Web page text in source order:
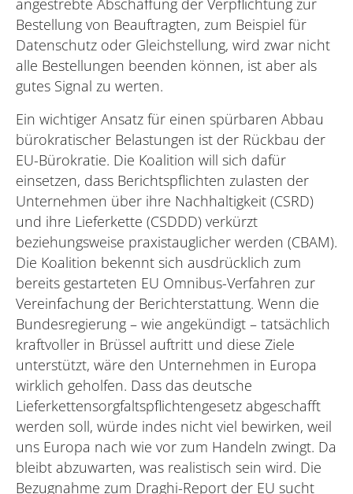
Bestellung von Beauftragten, zum Beispiel für
Datenschutz oder Gleichstellung, wird zwar nicht
alle Bestellungen beenden können, ist aber als
gutes Signal zu werten.
Ein wichtiger Ansatz für einen spürbaren Abbau
bürokratischer Belastungen ist der Rückbau der
EU-Bürokratie. Die Koalition will sich dafür
einsetzen, dass Berichtspflichten zulasten der
Unternehmen über ihre Nachhaltigkeit (CSRD)
und ihre Lieferkette (CSDDD) verkürzt
beziehungsweise praxistauglicher werden (CBAM).
Die Koalition bekennt sich ausdrücklich zum
bereits gestarteten EU Omnibus-Verfahren zur
Vereinfachung der Berichterstattung. Wenn die
Bundesregierung – wie angekündigt – tatsächlich
kraftvoller in Brüssel auftritt und diese Ziele
unterstützt, wäre den Unternehmen in Europa
wirklich geholfen. Dass das deutsche
Lieferkettensorgfaltspflichtengesetz abgeschafft
werden soll, würde indes nicht viel bewirken, weil
uns Europa nach wie vor zum Handeln zwingt. Da
bleibt abzuwarten, was realistisch sein wird. Die
Bezugnahme zum Draghi-Report der EU sucht